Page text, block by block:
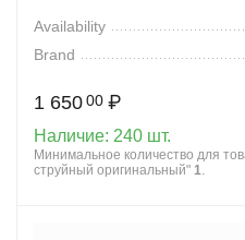
Availability
Brand
1 650 00 ₽
Наличие: 240 шт.
Минимальное количество для
струйный оригинальный" 1.